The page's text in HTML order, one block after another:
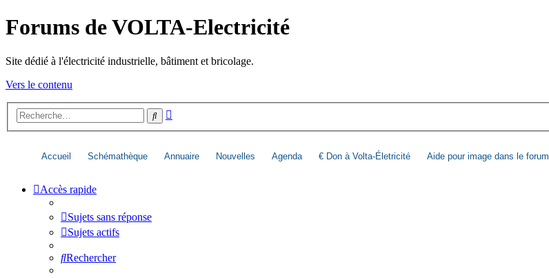
Forums de VOLTA-Electricité
Site dédié à l'électricité industrielle, bâtiment et bricolage.
Vers le contenu
Rechercher
Accueil Schémathèque Annuaire Nouvelles Agenda € Don à Volta-Életricité Aide pour image dans le forum
Accès rapide
Sujets sans réponse
Sujets actifs
Rechercher